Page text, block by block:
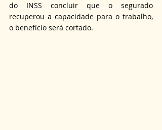
do INSS concluir que o segurado
recuperou a capacidade para o trabalho,
o benefício será cortado.